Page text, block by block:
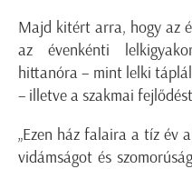
Majd kitért arra, hogy az
az évenkénti
hittanóra – mint lelki
– illetve a szakmai
„Ezen ház falaira a tíz év
vidámságot és